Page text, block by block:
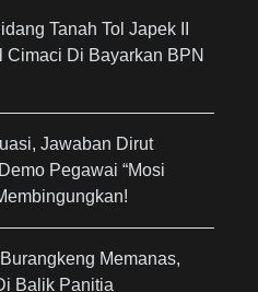
Tanah Tol Japek II
Cimaci Di Bayarkan BPN
Jawaban Dirut
Pegawai “Mosi
Memanas,
Balik Panitia